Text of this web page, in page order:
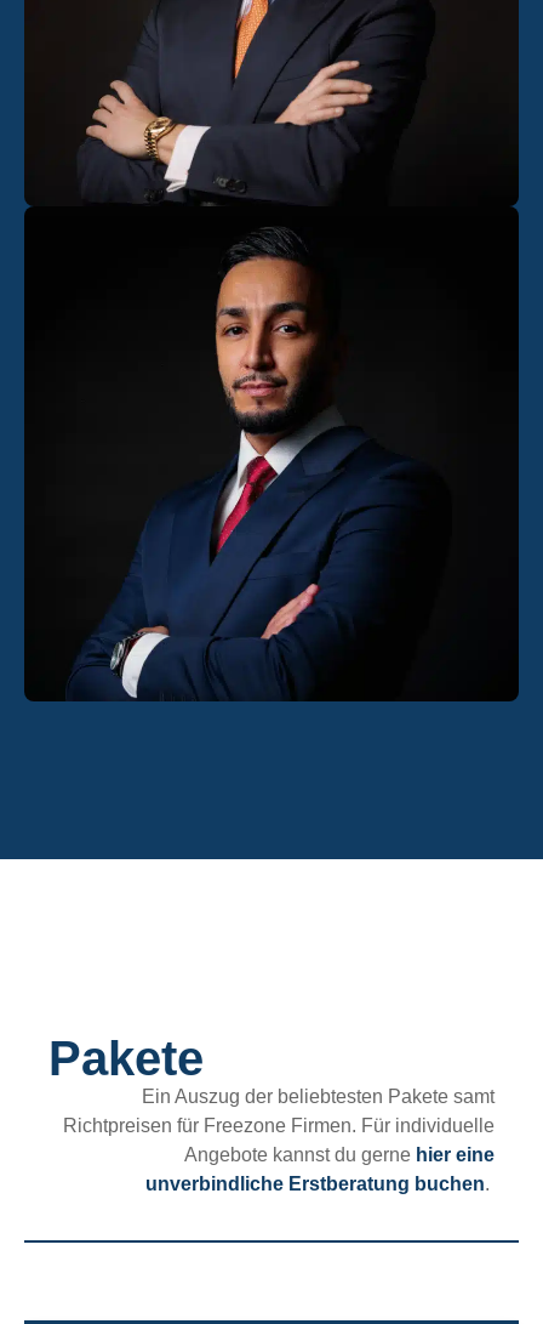
Pakete
Ein Auszug der beliebtesten Pakete samt
Richtpreisen für Freezone Firmen. Für individuelle
Angebote kannst du gerne hier eine
unverbindliche Erstberatung buchen.